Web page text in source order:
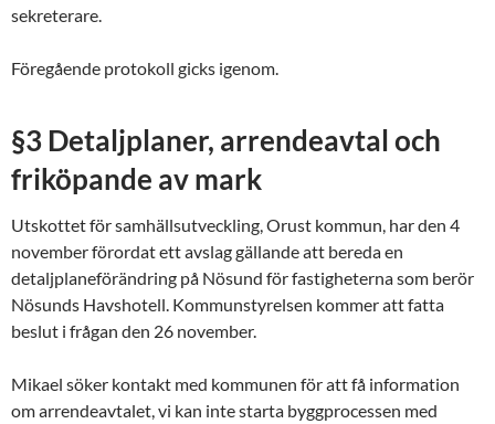
sekreterare.
Föregående protokoll gicks igenom.
§3 Detaljplaner, arrendeavtal och
friköpande av mark
Utskottet för samhällsutveckling, Orust kommun, har den 4
november förordat ett avslag gällande att bereda en
detaljplaneförändring på Nösund för fastigheterna som berör
Nösunds Havshotell. Kommunstyrelsen kommer att fatta
beslut i frågan den 26 november.
Mikael söker kontakt med kommunen för att få information
om arrendeavtalet, vi kan inte starta byggprocessen med